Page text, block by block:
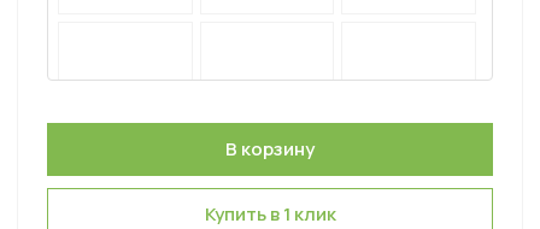
Купить в 1 клик